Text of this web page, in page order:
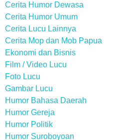
Cerita Humor Dewasa
Cerita Humor Umum
Cerita Lucu Lainnya
Cerita Mop dan Mob Papua
Ekonomi dan Bisnis
Film / Video Lucu
Foto Lucu
Gambar Lucu
Humor Bahasa Daerah
Humor Gereja
Humor Politik
Humor Suroboyoan